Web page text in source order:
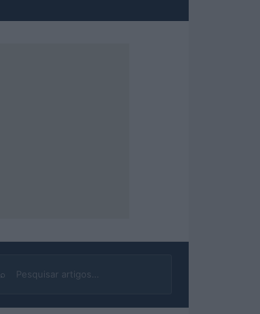
⌕
Buscar